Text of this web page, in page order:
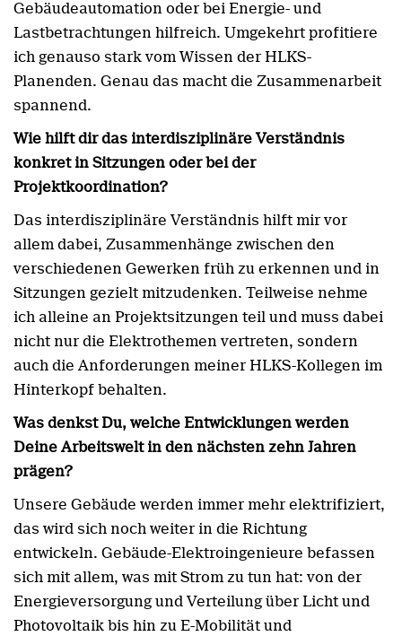
Gebäudeautomation oder bei Energie- und
Lastbetrachtungen hilfreich. Umgekehrt profitiere
ich genauso stark vom Wissen der HLKS-
Planenden. Genau das macht die Zusammenarbeit
spannend.
Wie hilft dir das interdisziplinäre Verständnis
konkret in Sitzungen oder bei der
Projektkoordination?
Das interdisziplinäre Verständnis hilft mir vor
allem dabei, Zusammenhänge zwischen den
verschiedenen Gewerken früh zu erkennen und in
Sitzungen gezielt mitzudenken. Teilweise nehme
ich alleine an Projektsitzungen teil und muss dabei
nicht nur die Elektrothemen vertreten, sondern
auch die Anforderungen meiner HLKS-Kollegen im
Hinterkopf behalten.
Was denkst Du, welche Entwicklungen werden
Deine Arbeitswelt in den nächsten zehn Jahren
prägen?
Unsere Gebäude werden immer mehr elektrifiziert,
das wird sich noch weiter in die Richtung
entwickeln. Gebäude-Elektroingenieure befassen
sich mit allem, was mit Strom zu tun hat: von der
Energieversorgung und Verteilung über Licht und
Photovoltaik bis hin zu E-Mobilität und